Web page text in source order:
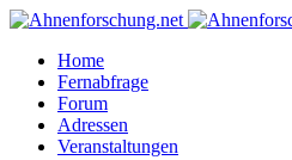
Home
Fernabfrage
Forum
Adressen
Veranstaltungen